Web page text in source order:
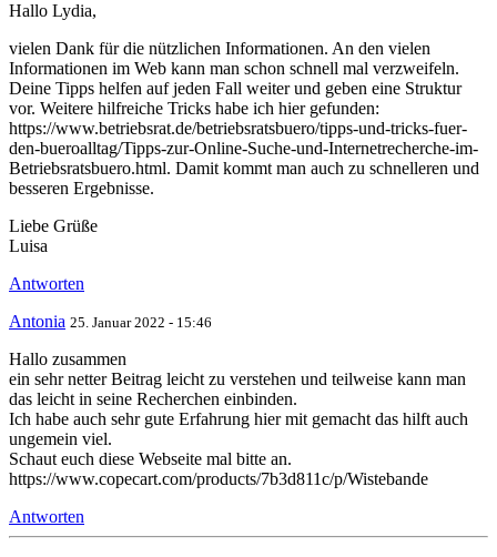
Hallo Lydia,
vielen Dank für die nützlichen Informationen. An den vielen
Informationen im Web kann man schon schnell mal verzweifeln.
Deine Tipps helfen auf jeden Fall weiter und geben eine Struktur
vor. Weitere hilfreiche Tricks habe ich hier gefunden:
https://www.betriebsrat.de/betriebsratsbuero/tipps-und-tricks-fuer-
den-bueroalltag/Tipps-zur-Online-Suche-und-Internetrecherche-im-
Betriebsratsbuero.html. Damit kommt man auch zu schnelleren und
besseren Ergebnisse.
Liebe Grüße
Luisa
Antworten
Antonia 25. Januar 2022 - 15:46
Hallo zusammen
ein sehr netter Beitrag leicht zu verstehen und teilweise kann man
das leicht in seine Recherchen einbinden.
Ich habe auch sehr gute Erfahrung hier mit gemacht das hilft auch
ungemein viel.
Schaut euch diese Webseite mal bitte an.
https://www.copecart.com/products/7b3d811c/p/Wistebande
Antworten